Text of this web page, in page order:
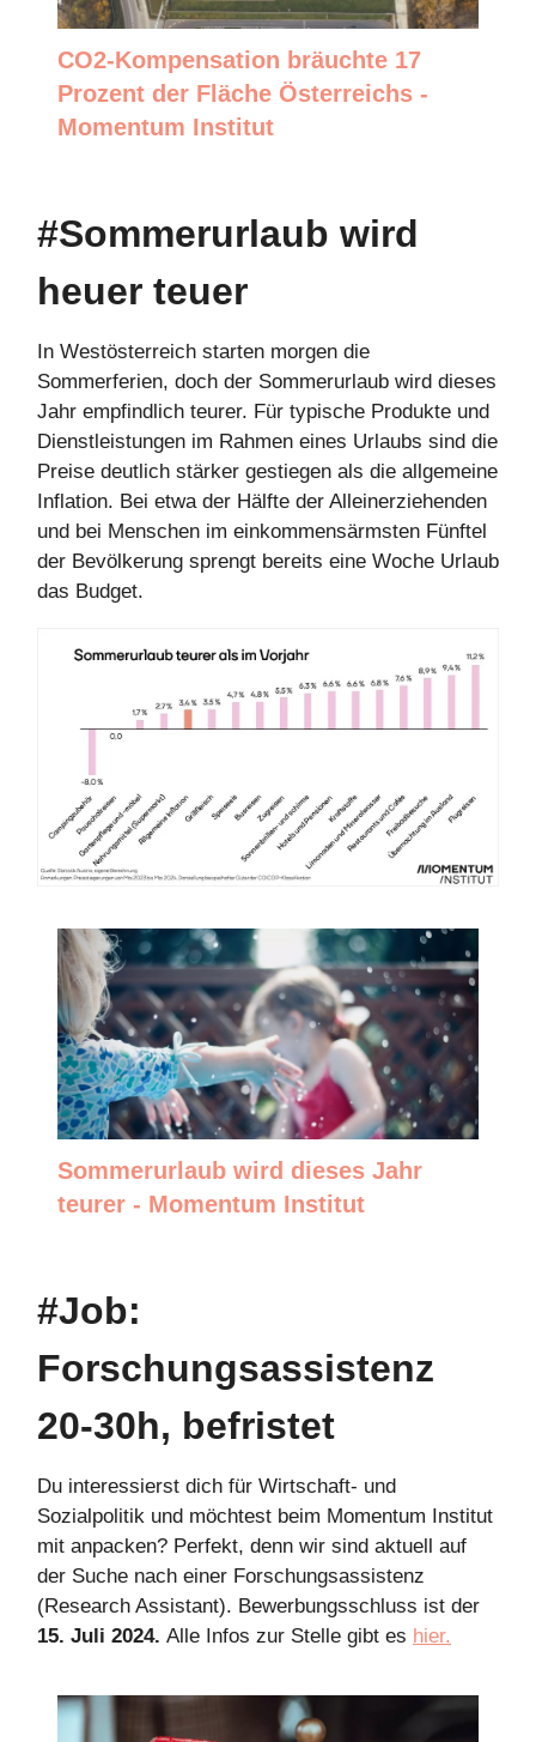
CO2-Kompensation bräuchte 17
Prozent der Fläche Österreichs -
Momentum Institut
#Sommerurlaub wird
heuer teuer
In Westösterreich starten morgen die
Sommerferien, doch der Sommerurlaub wird dieses
Jahr empfindlich teurer. Für typische Produkte und
Dienstleistungen im Rahmen eines Urlaubs sind die
Preise deutlich stärker gestiegen als die allgemeine
Inflation. Bei etwa der Hälfte der Alleinerziehenden
und bei Menschen im einkommensärmsten Fünftel
der Bevölkerung sprengt bereits eine Woche Urlaub
das Budget.
Sommerurlaub wird dieses Jahr
teurer - Momentum Institut
#Job:
Forschungsassistenz
20-30h, befristet
Du interessierst dich für Wirtschaft- und
Sozialpolitik und möchtest beim Momentum Institut
mit anpacken? Perfekt, denn wir sind aktuell auf
der Suche nach einer Forschungsassistenz
(Research Assistant). Bewerbungsschluss ist der
15. Juli 2024. Alle Infos zur Stelle gibt es hier.